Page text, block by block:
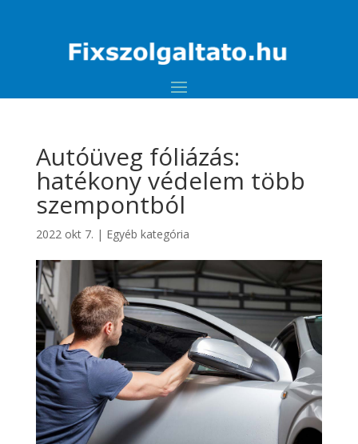
Autóüveg fóliázás:
hatékony védelem több
szempontból
2022 okt 7. | Egyéb kategória